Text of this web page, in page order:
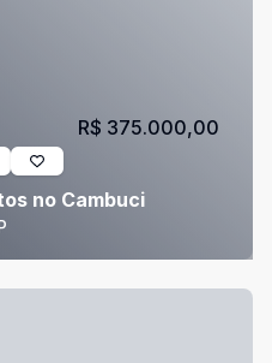
no Cambuci
R$ 375.000,00